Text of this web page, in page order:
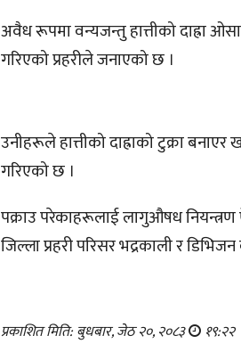
अवैध रूपमा वन्यजन्तु हात्तीको दाह्रा
गरिएको प्रहरीले जनाएको छ ।
उनीहरूले हात्तीको दाह्राको टुक्रा
गरिएको छ ।
पक्राउ परेकाहरूलाई लागुऔषध नियन्त्रण
जिल्ला प्रहरी परिसर भद्रकाली र
प्रकाशित मिति: बुधबार, जेठ २०, २०८३ १९:२२